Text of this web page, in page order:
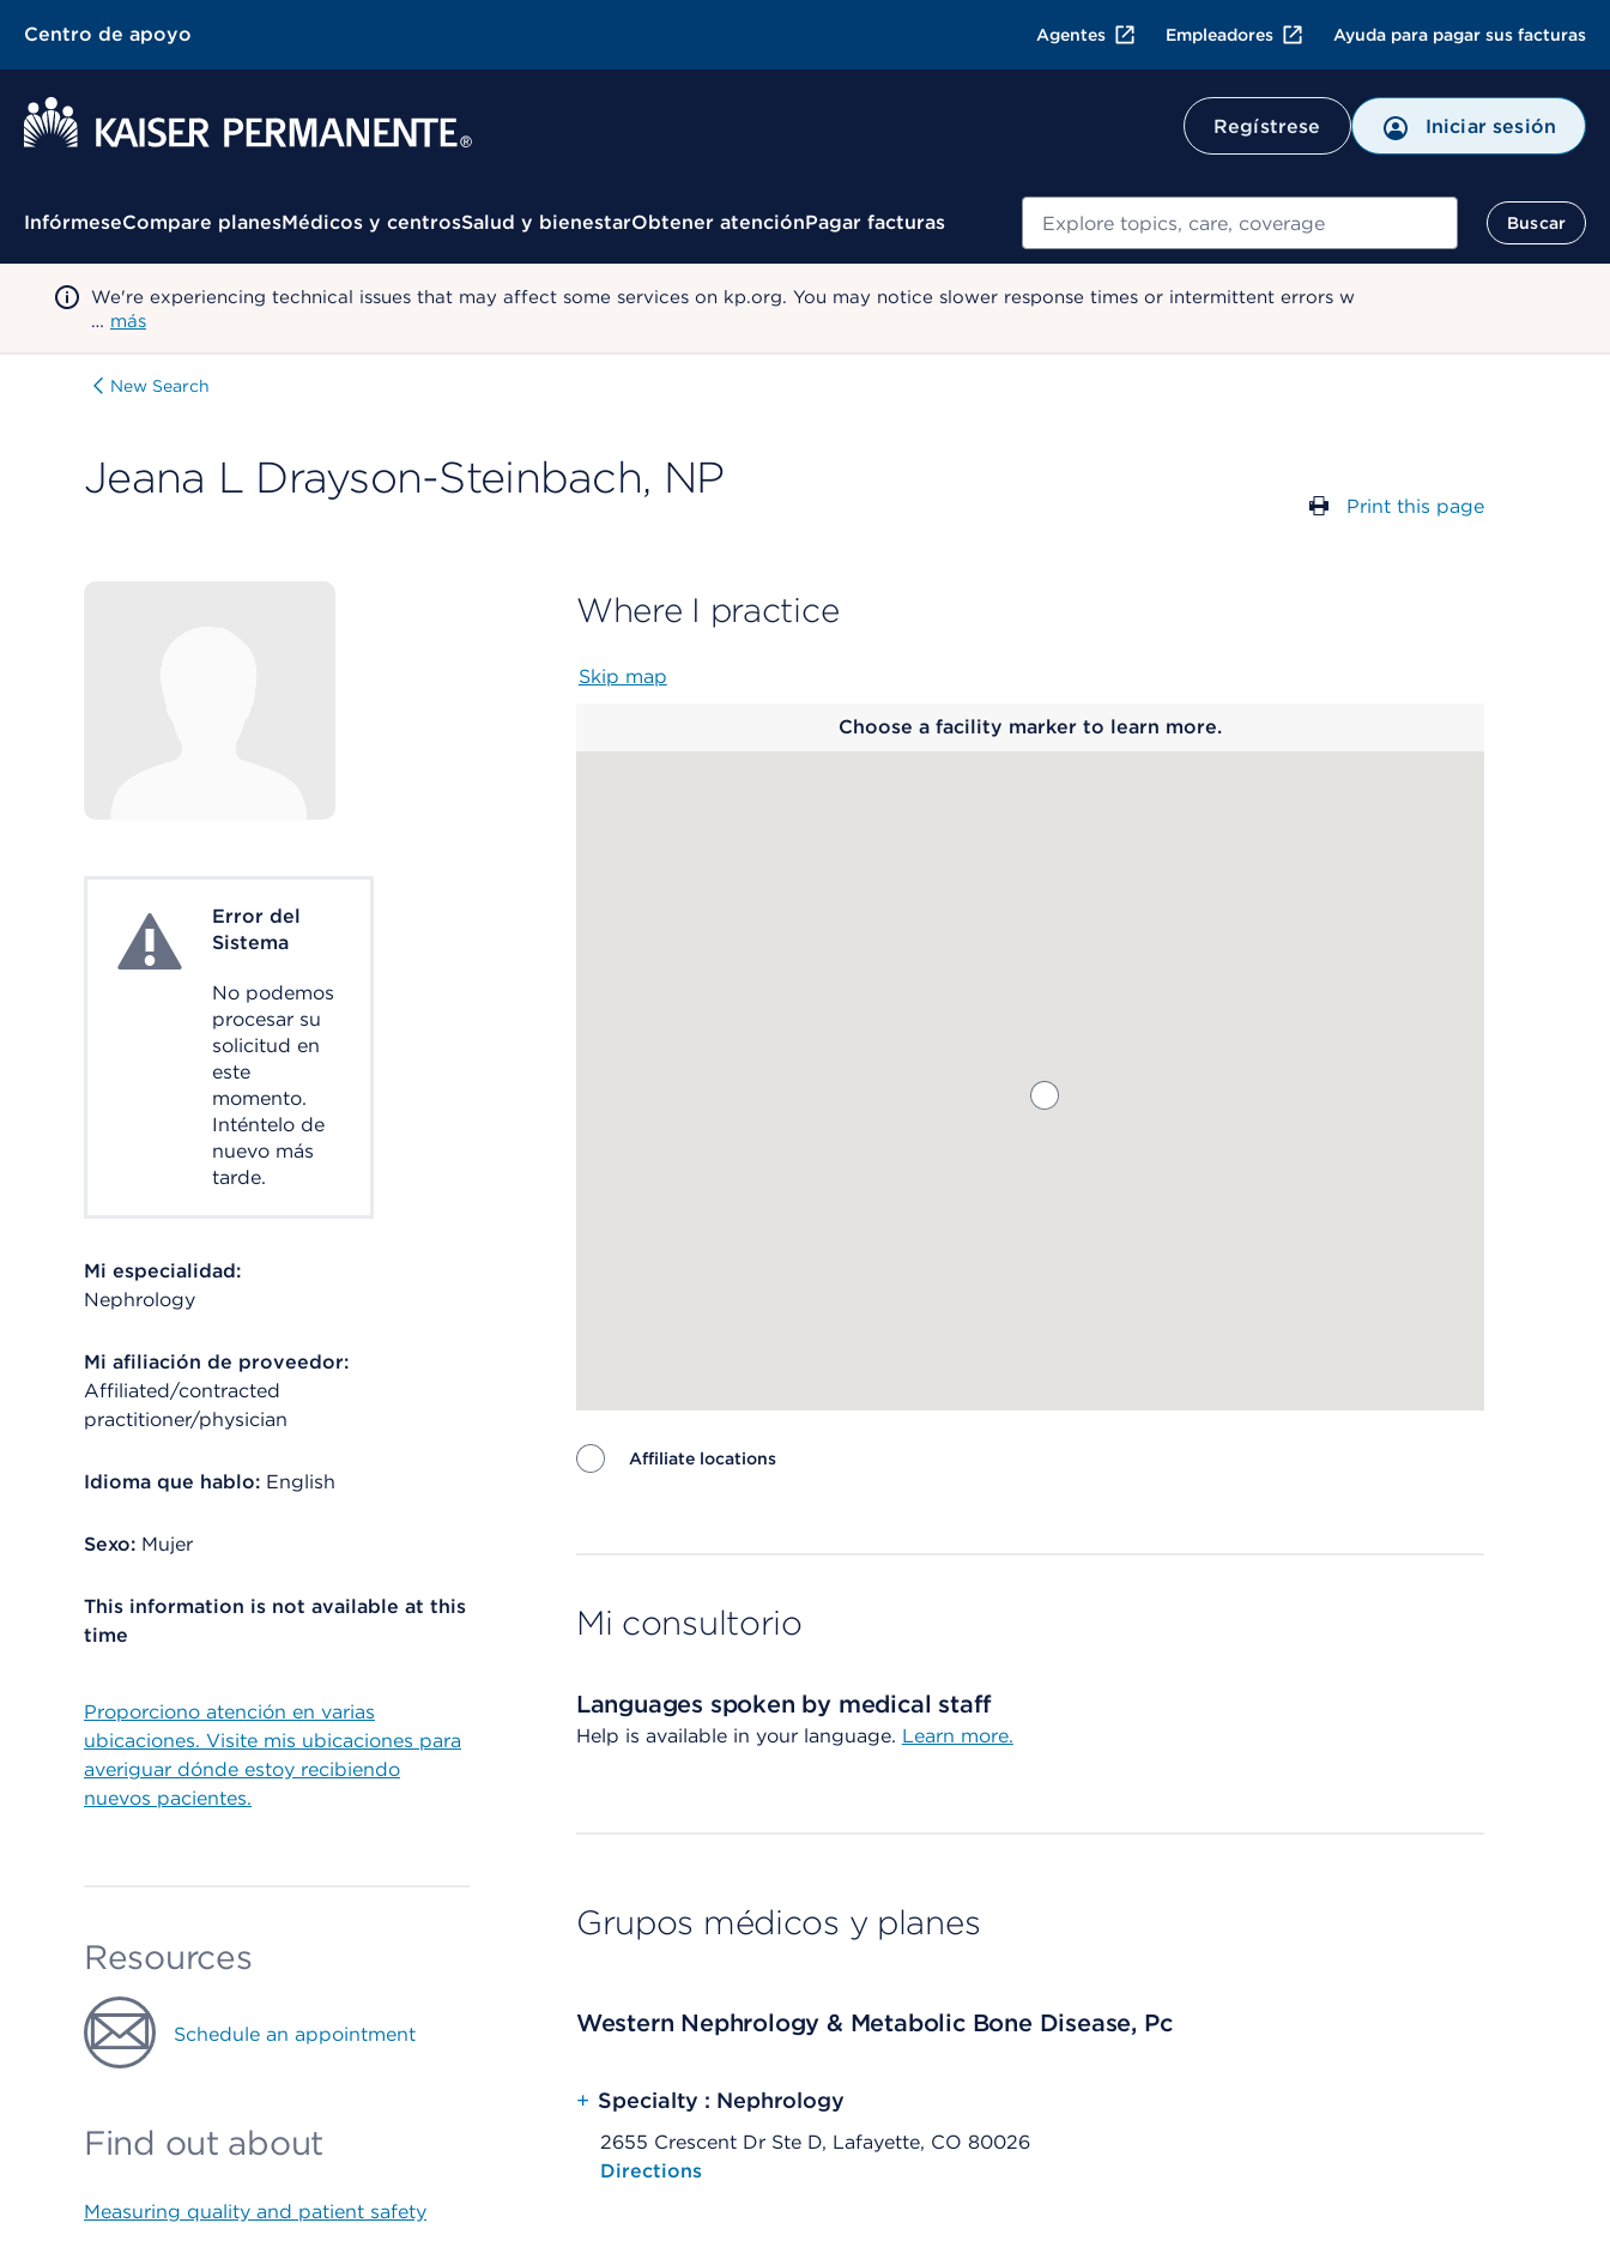
Centro de apoyo Agentes Empleadores Ayuda para pagar sus facturas
Regístrese Iniciar sesión
Menú contextual
InfórmeseCompare planesMédicos y centrosSalud y bienestarObtener atenciónPagar facturas Buscar
Buscar
We're experiencing technical issues that may affect some services on kp.org. You may notice slower response times or intermittent errors w
… más
New Search
Jeana L Drayson-Steinbach, NP
Print this page
System ErrorError del
Sistema
No podemos
procesar su
solicitud en
este
momento.
Inténtelo de
nuevo más
tarde.
Mi especialidad:
Nephrology
Mi afiliación de proveedor:
Affiliated/contracted
practitioner/physician
Idioma que hablo: English
Sexo: Mujer
This information is not available at this
time
Proporciono atención en varias
ubicaciones. Visite mis ubicaciones para
averiguar dónde estoy recibiendo
nuevos pacientes.
Resources
Schedule an appointment
Find out about
Measuring quality and patient safety
Where I practice
Skip map
Choose a facility marker to learn more.
Affiliate locations
Mi consultorio
Languages spoken by medical staff
Help is available in your language. Learn more.
Grupos médicos y planes
Western Nephrology & Metabolic Bone Disease, Pc
+ Specialty : Nephrology
2655 Crescent Dr Ste D, Lafayette, CO 80026
Opens native map application on mobile devices
Directions